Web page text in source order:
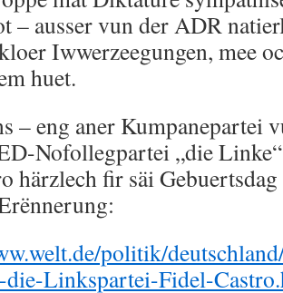
– ausser vun der ADR
Iwwerzeegungen, mee
huet.
– eng aner Kumpanepartei
Nofollegpartei „die
härzlech fir säi
politik/
Linkspartei-Fidel-